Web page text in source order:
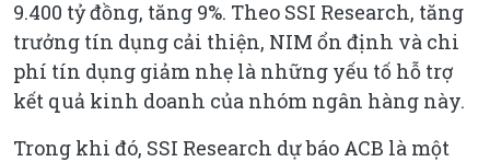
9.400 tỷ đồng, tăng 9%. Theo SSI Research, tăng
trưởng tín dụng cải thiện, NIM ổn định và chi
phí tín dụng giảm nhẹ là những yếu tố hỗ trợ
kết quả kinh doanh của nhóm ngân hàng này.
Trong khi đó, SSI Research dự báo ACB là một